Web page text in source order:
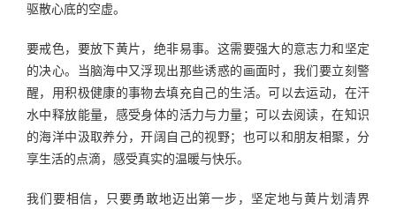
驱散心底的空虚。
要戒色，要放下黄片，绝非易事。这需要强大的意志力和坚定
的决心。当脑海中又浮现出那些诱惑的画面时，我们要立刻警
醒，用积极健康的事物去填充自己的生活。可以去运动，在汗
水中释放能量，感受身体的活力与力量；可以去阅读，在知识
的海洋中汲取养分，开阔自己的视野；也可以和朋友相聚，分
享生活的点滴，感受真实的温暖与快乐。
我们要相信，只要勇敢地迈出第一步，坚定地与黄片划清界